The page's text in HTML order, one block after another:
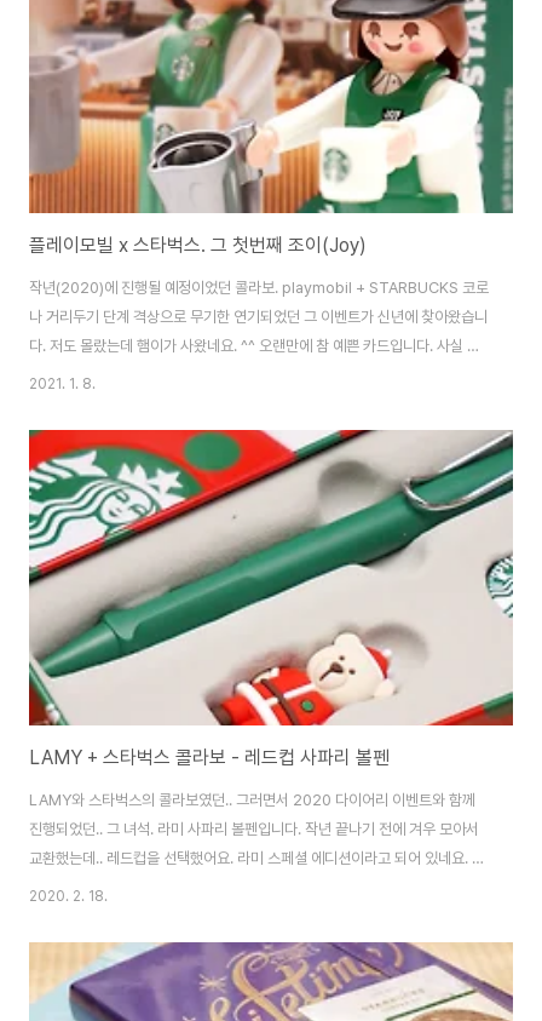
네요. ^^ 오랜만에 참 noleter.net
플레이모빌 x 스타벅스. 그 첫번째 조이(Joy)
작년(2020)에 진행될 예정이었던 콜라보. playmobil + STARBUCKS 코로
나 거리두기 단계 격상으로 무기한 연기되었던 그 이벤트가 신년에 찾아왔습니
다. 저도 몰랐는데 햄이가 사왔네요. ^^ 오랜만에 참 예쁜 카드입니다. 사실 스
벅 카드가 모두 종이로 바뀐 후로는 딱히 예쁜 카드 만나기가 쉽지 않아서 아쉬
니다. 스티커도 주는군요. 간결한 박스. 배경이 예쁘네요. 플레이모빌 + 스타벅
스 For Every Starbucks Buddy. 당연하게 구성도 심플합니다. 개인적으로
는 레고보다 뻣뻣해 보이는 플레이모빌을 그리 좋아하진 않지만, 실물이 꽤나
이쁩니다. 가슴에 '조이' 명찰을 달고 있군요. 패키지랑 비슷한 포즈를 잡..
2021. 1. 8.
LAMY + 스타벅스 콜라보 - 레드컵 사파리 볼펜
LAMY와 스타벅스의 콜라보였던.. 그러면서 2020 다이어리 이벤트와 함께
진행되었던.. 그 녀석. 라미 사파리 볼펜입니다. 작년 끝나기 전에 겨우 모아서
교환했는데.. 레드컵을 선택했어요. 라미 스페셜 에디션이라고 되어 있네요. 내
용물은 유명한 사파리 볼펜입니다. 라미 베스트 셀러죠. 그 다이어리와 함께.
래너. 올해도 돌아온 2020 스타벅스 플래너입니다. 햄이랑 둘이 열심히 마셨
더니, 1+1 기간에 세이프! 보라색 플래너. 하프데일리 플래너로 여행에 특화된
페이지가 추가로 들어 있습니다. 내년엔 저기에 여행, 공연.. noleter.net 뚜껑
2020. 2. 18.